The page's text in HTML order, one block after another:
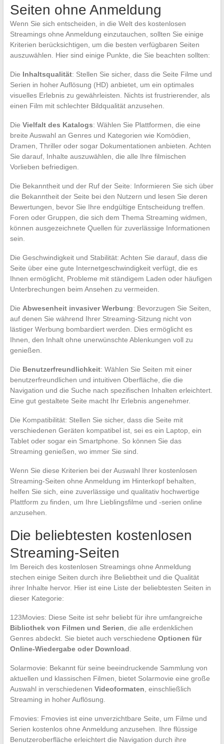
Seiten ohne Anmeldung
Wenn Sie sich entscheiden, in die Welt des kostenlosen
Streamings ohne Anmeldung einzutauchen, sollten Sie einige
Kriterien berücksichtigen, um die besten verfügbaren Seiten
auszuwählen. Hier sind einige Punkte, die Sie beachten sollten:
Die Inhaltsqualität: Stellen Sie sicher, dass die Seite Filme und
Serien in hoher Auflösung (HD) anbietet, um ein optimales
visuelles Erlebnis zu gewährleisten. Nichts ist frustrierender, als
einen Film mit schlechter Bildqualität anzusehen.
Die Vielfalt des Katalogs: Wählen Sie Plattformen, die eine
breite Auswahl an Genres und Kategorien wie Komödien,
Dramen, Thriller oder sogar Dokumentationen anbieten. Achten
Sie darauf, Inhalte auszuwählen, die alle Ihre filmischen
Vorlieben befriedigen.
Die Bekanntheit und der Ruf der Seite: Informieren Sie sich über
die Bekanntheit der Seite bei den Nutzern und lesen Sie deren
Bewertungen, bevor Sie Ihre endgültige Entscheidung treffen.
Foren oder Gruppen, die sich dem Thema Streaming widmen,
können ausgezeichnete Quellen für zuverlässige Informationen
sein.
Die Geschwindigkeit und Stabilität: Achten Sie darauf, dass die
Seite über eine gute Internetgeschwindigkeit verfügt, die es
Ihnen ermöglicht, Probleme mit ständigem Laden oder häufigen
Unterbrechungen beim Ansehen zu vermeiden.
Die Abwesenheit invasiver Werbung: Bevorzugen Sie Seiten,
auf denen Sie während Ihrer Streaming-Sitzung nicht von
lästiger Werbung bombardiert werden. Dies ermöglicht es
Ihnen, den Inhalt ohne unerwünschte Ablenkungen voll zu
genießen.
Die Benutzerfreundlichkeit: Wählen Sie Seiten mit einer
benutzerfreundlichen und intuitiven Oberfläche, die die
Navigation und die Suche nach spezifischen Inhalten erleichtert.
Eine gut gestaltete Seite macht Ihr Erlebnis angenehmer.
Die Kompatibilität: Stellen Sie sicher, dass die Seite mit
verschiedenen Geräten kompatibel ist, sei es ein Laptop, ein
Tablet oder sogar ein Smartphone. So können Sie das
Streaming genießen, wo immer Sie sind.
Wenn Sie diese Kriterien bei der Auswahl Ihrer kostenlosen
Streaming-Seiten ohne Anmeldung im Hinterkopf behalten,
helfen Sie sich, eine zuverlässige und qualitativ hochwertige
Plattform zu finden, um Ihre Lieblingsfilme und -serien online
anzusehen.
Die beliebtesten kostenlosen
Streaming-Seiten
Im Bereich des kostenlosen Streamings ohne Anmeldung
stechen einige Seiten durch ihre Beliebtheit und die Qualität
ihrer Inhalte hervor. Hier ist eine Liste der beliebtesten Seiten in
dieser Kategorie:
123Movies: Diese Seite ist sehr beliebt für ihre umfangreiche
Bibliothek von Filmen und Serien , die alle erdenklichen
Genres abdeckt. Sie bietet auch verschiedene Optionen für
Online-Wiedergabe oder Download
Solarmovie: Bekannt für seine beeindruckende Sammlung von
aktuellen und klassischen Filmen, bietet Solarmovie eine große
Auswahl in verschiedenen Videoformaten , einschließlich
Streaming in hoher Auflösung.
Fmovies: Fmovies ist eine unverzichtbare Seite, um Filme und
Serien kostenlos ohne Anmeldung anzusehen. Ihre flüssige
Benutzeroberfläche erleichtert die Navigation durch ihre